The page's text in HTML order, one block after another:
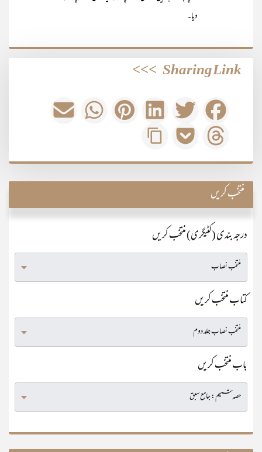
دیا۔
Sharing Link
>>>
منتخب کریں
درجہ بندی (کٹیگری) منتخب کریں
کتاب منتخب کریں
باب منتخب کریں